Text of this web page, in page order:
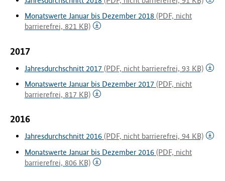
Monatswerte Januar bis Dezember 2018 (PDF, nicht
barrierefrei, 821 KB)
2017
Jahresdurchschnitt 2017 (PDF, nicht barrierefrei, 93 KB)
Monatswerte Januar bis Dezember 2017 (PDF, nicht
barrierefrei, 817 KB)
2016
Jahresdurchschnitt 2016 (PDF, nicht barrierefrei, 94 KB)
Monatswerte Januar bis Dezember 2016 (PDF, nicht
barrierefrei, 806 KB)